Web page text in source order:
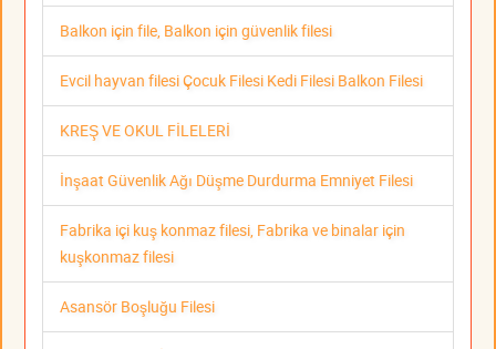
Balkon için file, Balkon için güvenlik filesi
Evcil hayvan filesi Çocuk Filesi Kedi Filesi Balkon Filesi
KREŞ VE OKUL FİLELERİ
İnşaat Güvenlik Ağı Düşme Durdurma Emniyet Filesi
Fabrika içi kuş konmaz filesi, Fabrika ve binalar için
kuşkonmaz filesi
Asansör Boşluğu Filesi